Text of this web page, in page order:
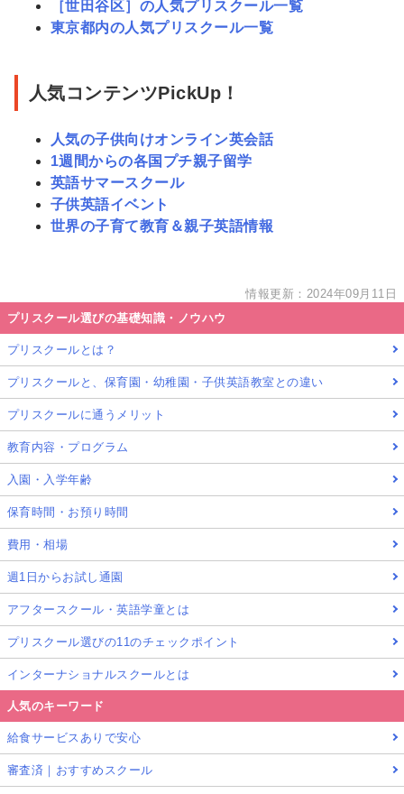
［世田谷区］の人気プリスクール一覧
東京都内の人気プリスクール一覧
人気コンテンツPickUp！
人気の子供向けオンライン英会話
1週間からの各国プチ親子留学
英語サマースクール
子供英語イベント
世界の子育て教育＆親子英語情報
情報更新：2024年09月11日
プリスクール選びの基礎知識・ノウハウ
プリスクールとは？
プリスクールと、保育園・幼稚園・子供英語教室との違い
プリスクールに通うメリット
教育内容・プログラム
入園・入学年齢
保育時間・お預り時間
費用・相場
週1日からお試し通園
アフタースクール・英語学童とは
プリスクール選びの11のチェックポイント
インターナショナルスクールとは
人気のキーワード
給食サービスありで安心
審査済｜おすすめスクール